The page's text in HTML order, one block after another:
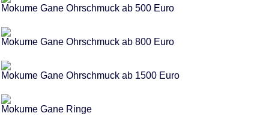
Mokume Gane Ohrschmuck ab 500 Euro
Mokume Gane Ohrschmuck ab 800 Euro
Mokume Gane Ohrschmuck ab 1500 Euro
Mokume Gane Ringe